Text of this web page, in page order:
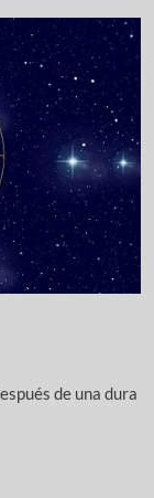
de una dura